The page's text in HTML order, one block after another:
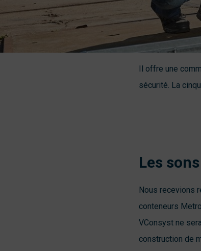
Il offre une
sécurité. La
Les
Nous recevions
conteneurs
VConsyst ne
construction de